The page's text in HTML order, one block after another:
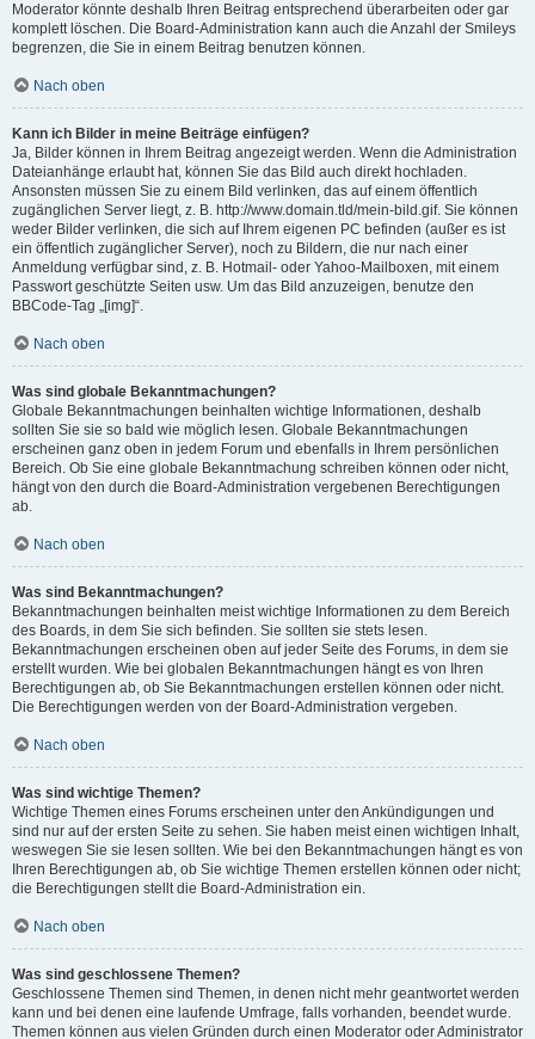
Moderator könnte deshalb Ihren Beitrag entsprechend überarbeiten oder gar
komplett löschen. Die Board-Administration kann auch die Anzahl der Smileys
begrenzen, die Sie in einem Beitrag benutzen können.
Nach oben
Kann ich Bilder in meine Beiträge einfügen?
Ja, Bilder können in Ihrem Beitrag angezeigt werden. Wenn die Administration
Dateianhänge erlaubt hat, können Sie das Bild auch direkt hochladen.
Ansonsten müssen Sie zu einem Bild verlinken, das auf einem öffentlich
zugänglichen Server liegt, z. B. http://www.domain.tld/mein-bild.gif. Sie können
weder Bilder verlinken, die sich auf Ihrem eigenen PC befinden (außer es ist
ein öffentlich zugänglicher Server), noch zu Bildern, die nur nach einer
Anmeldung verfügbar sind, z. B. Hotmail- oder Yahoo-Mailboxen, mit einem
Passwort geschützte Seiten usw. Um das Bild anzuzeigen, benutze den
BBCode-Tag „[img]“.
Nach oben
Was sind globale Bekanntmachungen?
Globale Bekanntmachungen beinhalten wichtige Informationen, deshalb
sollten Sie sie so bald wie möglich lesen. Globale Bekanntmachungen
erscheinen ganz oben in jedem Forum und ebenfalls in Ihrem persönlichen
Bereich. Ob Sie eine globale Bekanntmachung schreiben können oder nicht,
hängt von den durch die Board-Administration vergebenen Berechtigungen
ab.
Nach oben
Was sind Bekanntmachungen?
Bekanntmachungen beinhalten meist wichtige Informationen zu dem Bereich
des Boards, in dem Sie sich befinden. Sie sollten sie stets lesen.
Bekanntmachungen erscheinen oben auf jeder Seite des Forums, in dem sie
erstellt wurden. Wie bei globalen Bekanntmachungen hängt es von Ihren
Berechtigungen ab, ob Sie Bekanntmachungen erstellen können oder nicht.
Die Berechtigungen werden von der Board-Administration vergeben.
Nach oben
Was sind wichtige Themen?
Wichtige Themen eines Forums erscheinen unter den Ankündigungen und
sind nur auf der ersten Seite zu sehen. Sie haben meist einen wichtigen Inhalt,
weswegen Sie sie lesen sollten. Wie bei den Bekanntmachungen hängt es von
Ihren Berechtigungen ab, ob Sie wichtige Themen erstellen können oder nicht;
die Berechtigungen stellt die Board-Administration ein.
Nach oben
Was sind geschlossene Themen?
Geschlossene Themen sind Themen, in denen nicht mehr geantwortet werden
kann und bei denen eine laufende Umfrage, falls vorhanden, beendet wurde.
Themen können aus vielen Gründen durch einen Moderator oder Administrator